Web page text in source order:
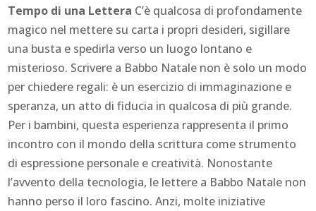
Tempo di una Lettera C’è qualcosa di profondamente
magico nel mettere su carta i propri desideri, sigillare
una busta e spedirla verso un luogo lontano e
misterioso. Scrivere a Babbo Natale non è solo un modo
per chiedere regali: è un esercizio di immaginazione e
speranza, un atto di fiducia in qualcosa di più grande.
Per i bambini, questa esperienza rappresenta il primo
incontro con il mondo della scrittura come strumento
di espressione personale e creatività. Nonostante
l’avvento della tecnologia, le lettere a Babbo Natale non
hanno perso il loro fascino. Anzi, molte iniziative